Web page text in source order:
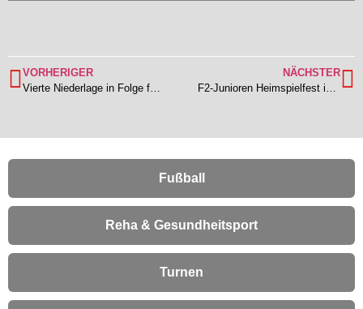
VORHERIGER
NÄCHSTER
Fußball
Reha & Gesundheitsport
Turnen